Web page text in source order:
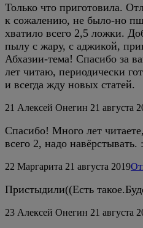
Только что приготовила.
к сожалению, не было-но
хватило всего 2,5 ложки.
пылу с жару, с аджикой,
Абхазии-тема! Спасибо за
лет читаю, периодически
и всегда жду новых статей.
21 Алексей Онегин 21 августа
Спасибо! Много лет
всего 2, надо навёрстывать.
22 Маргарита 21 августа 2019
Пристыдили((Есть
23 Алексей Онегин 21 августа